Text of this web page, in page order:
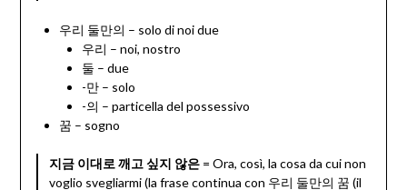
우리 둘만의 – solo di noi due
우리 – noi, nostro
둘 – due
-만 – solo
-의 – particella del possessivo
꿈 – sogno
지금 이대로 깨고 싶지 않은= Ora, così, la cosa da cui non
voglio svegliarmi (la frase continua con 우리 둘만의 꿈 (il